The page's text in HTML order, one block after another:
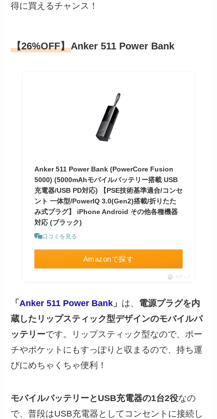
得に買えるチャンス！
【26%OFF】Anker 511 Power Bank
Anker 511 Power Bank (PowerCore Fusion
5000) (5000mAhモバイルバッテリー搭載 USB
充電器/USB PD対応) 【PSE技術基準適合/コンセ
ント 一体型/PowerIQ 3.0(Gen2)搭載/折りたた
み式プラグ】 iPhone Android その他各種機器
対応 (ブラック)
口コミを見る
Amazonで探す
ポチップ
「 Anker 511 Power Bank 」 は、 電源プラグを内
蔵したリップスティック型デザインのモバイルバ
ッテリーです。リップスティック型なので、ポー
チやポケットにもすっぽりと収まるので、持ち運
びにめちゃくちゃ便利！
モバイルバッテリーとUSB充電器の1台2役なの
で、普段はUSB充電器としてコンセントに接続し